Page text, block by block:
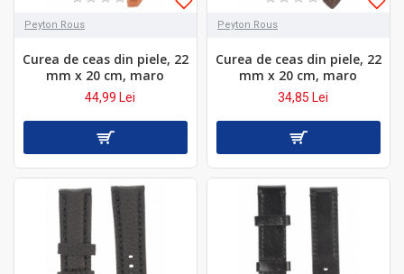
Peyton Rous
Curea de ceas din piele, 22
mm x 20 cm, maro
44,99 Lei
Peyton Rous
Curea de ceas din piele, 22
mm x 20 cm, maro
34,85 Lei